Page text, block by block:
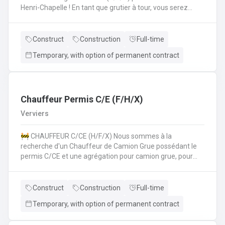
Henri-Chapelle ! En tant que grutier à tour, vous serez
des charges en toute sécurité.Collaborer étroitement
déroulement des opérations.Effectuer des vérifications
fixe à la clé
Construct Construction
Full-time
Temporary, with option of permanent contract
Chauffeur Permis C/E (F/H/X)
Verviers
🚧 CHAUFFEUR C/CE (H/F/X) Nous sommes à la
recherche d'un Chauffeur de Camion Grue possédant le
permis C/CE et une agrégation pour camion grue, pour
la manipulation des matériaux sur différents chantiers et
Vos missions principales : Conduire des camions poids
Construct Construction
Full-time
Temporary, with option of permanent contract